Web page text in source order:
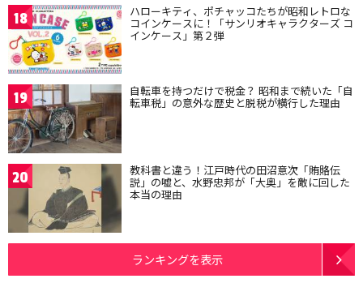
18 ハローキティ、ポチャッコたちが昭和レトロな
コインケースに！「サンリオキャラクターズ コ
インケース」第２弾
19 自転車を持つだけで税金？ 昭和まで続いた「自
転車税」の意外な歴史と脱税が横行した理由
20 教科書と違う！江戸時代の田沼意次「賄賂伝
説」の嘘と、水野忠邦が「大奥」を敵に回した
本当の理由
ランキングを表示